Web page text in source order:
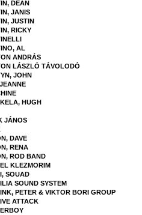
DEAN
JANIS
JUSTIN
RICKY
AL
ANDRÁS
LÁSZLÓ TÁVOLODÓ
JOHN
HUGH
JÁNOS
DAVE
RENA
ROD BAND
KLEZMORIM
SOUAD
SOUND SYSTEM
PETER & VIKTOR BORI GROUP
ATTACK